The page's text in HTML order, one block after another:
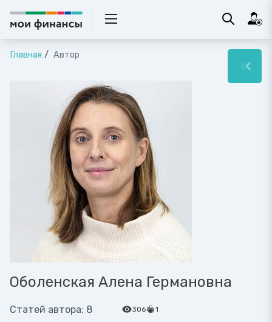
Главная Автор
Оболенская Алена Германовна
Статей автора: 8 306 1